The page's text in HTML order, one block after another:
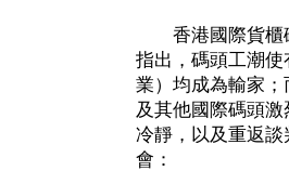
香港國際貨櫃碼
指出，碼頭工潮
業）均成為輸家
及其他國際碼頭
冷靜，以及重返
會：